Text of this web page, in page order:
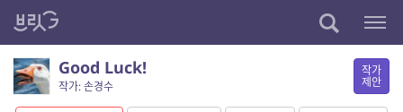
Good Luck!
작가: 손경수
작가
제안